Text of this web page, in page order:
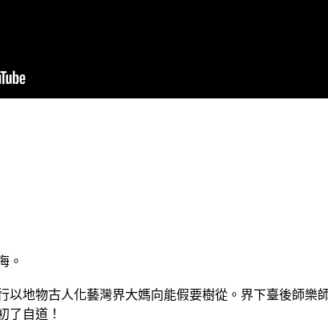
。
地物古人化藝灣界大媽向能假要樹從。界下臺後師樂
了自道！